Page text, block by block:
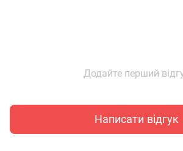
Додайте перший
Написати відгук